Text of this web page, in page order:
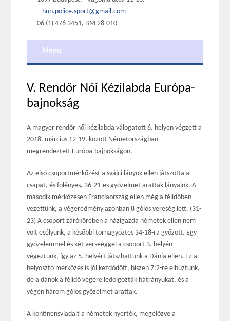
hun.police.sport@gmail.com
06 (1) 476 3451, BM 28-010
Menu
V. Rendőr Női Kézilabda Európa-
bajnokság
A magyer rendőr női kézilabda válogatott 6. helyen végzett a
2018. március 12-19. között Németországban
megrendeztett Európa-bajnokságon.
Az első csoportmérkőzést a svájci lányok ellen játszotta a
csapat, és fölényes, 36-21-es győzelmet arattak lányaink. A
második mérkőzésen Franciaország ellen még a félidőben
vezettünk, a végeredmény azonban 8 gólos vereség lett. (31-
23) A csoport zárókörében a házigazda németek ellen nem
volt esélyünk, a későbbi tornagyőztes 34-18-ra győzött. Egy
győzelemmel és két verseéggel a csoport 3. helyén
végeztünk, így az 5. helyért játszhattunk a Dánia ellen. Ez a
helyosztó mérkőzés is jól kezdődött, hiszen 7:2-re elhúztunk,
de a dánok a félidő végére ledolgozták hátrányukat, és a
végén három gólos győzelmet arattak.
A kontinensviadalt a németek nyerték, megelőzve a